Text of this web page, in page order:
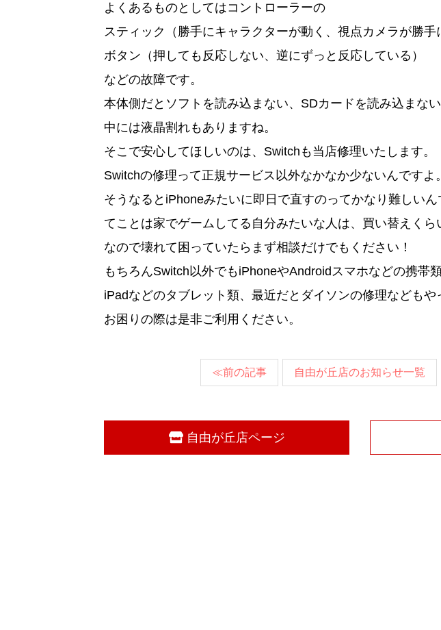
よくあるものとしてはコントローラーの
スティック（勝手にキャラクターが動く、視点カメラが勝手
ボタン（押しても反応しない、逆にずっと反応している）
などの故障です。
本体側だとソフトを読み込まない、SDカードを読み込まない
中には液晶割れもありますね。
そこで安心してほしいのは、Switchも当店修理いたします。
Switchの修理って正規サービス以外なかなか少ないんですよ。
そうなるとiPhoneみたいに即日で直すのってかなり難しいん
てことは家でゲームしてる自分みたいな人は、買い替えくら
なので壊れて困っていたらまず相談だけでもください！
もちろんSwitch以外でもiPhoneやAndroidスマホなどの携帯
iPadなどのタブレット類、最近だとダイソンの修理などもや
お困りの際は是非ご利用ください。
≪前の記事 自由が丘店のお知らせ一覧
自由が丘店ページ